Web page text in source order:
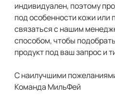
индивидуален, поэтому
под особенности кожи
связаться с нашим
способом, чтобы
продукт под ваш запрос и
С наилучшими
Команда МильФей